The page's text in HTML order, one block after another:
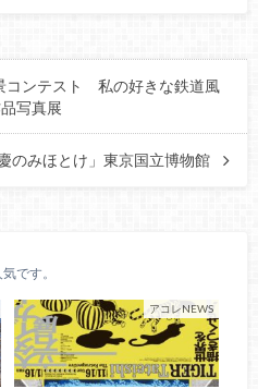
コンテスト 私の好きな鉄道風
写真展
のみほとけ」東京国立博物館
です。
アコレNEWS